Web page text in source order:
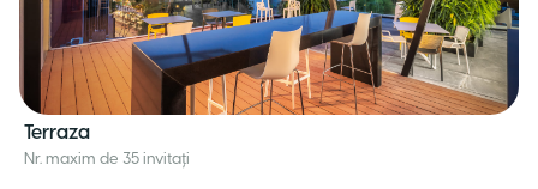
Terraza
Nr. maxim de 35 invitați